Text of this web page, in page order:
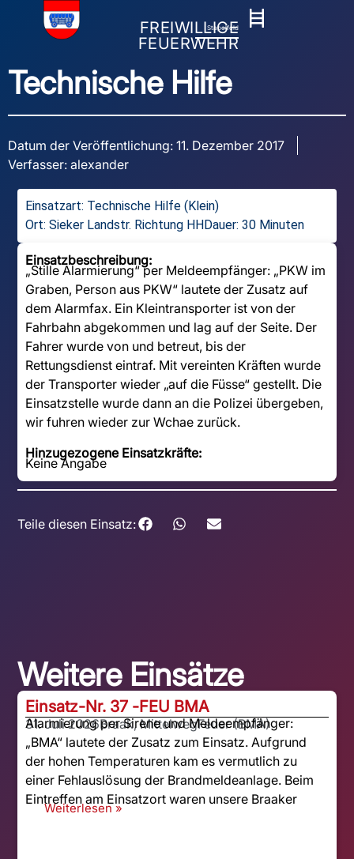
FREIWILLIGE
FEUERWEHR
Stapelfeld
Technische Hilfe
Datum der Veröffentlichung: 11. Dezember 2017
Verfasser: alexander
Einsatzart: Technische Hilfe (Klein)
Ort: Sieker Landstr. Richtung HHDauer: 30 Minuten
Einsatzbeschreibung:
„Stille Alarmierung“ per Meldeempfänger: „PKW im
Graben, Person aus PKW“ lautete der Zusatz auf
dem Alarmfax. Ein Kleintransporter ist von der
Fahrbahn abgekommen und lag auf der Seite. Der
Fahrer wurde von und betreut, bis der
Rettungsdienst eintraf. Mit vereinten Kräften wurde
der Transporter wieder „auf die Füsse“ gestellt. Die
Einsatzstelle wurde dann an die Polizei übergeben,
wir fuhren wieder zur Wchae zurück.
Hinzugezogene Einsatzkräfte:
Keine Angabe
Teile diesen Einsatz:
Weitere Einsätze
Einsatz-Nr. 37 -FEU BMA
31. Juli 2026Braak, MittelwegFeuer (BMA)
Alarmierung per Sirene und Meldeempfänger:
„BMA“ lautete der Zusatz zum Einsatz. Aufgrund
der hohen Temperaturen kam es vermutlich zu
einer Fehlauslösung der Brandmeldeanlage. Beim
Eintreffen am Einsatzort waren unsere Braaker
Weiterlesen »